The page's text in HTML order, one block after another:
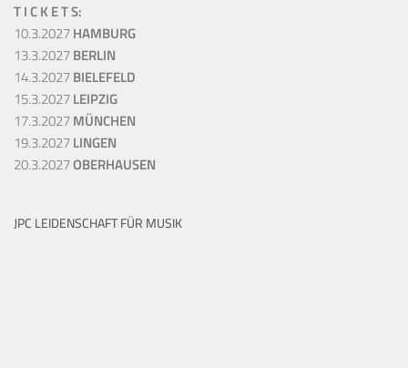
T I C K E T S:
10.3.2027HAMBURG
13.3.2027BERLIN
14.3.2027BIELEFELD
15.3.2027LEIPZIG
17.3.2027MÜNCHEN
19.3.2027LINGEN
20.3.2027OBERHAUSEN
JPC LEIDENSCHAFT FÜR MUSIK